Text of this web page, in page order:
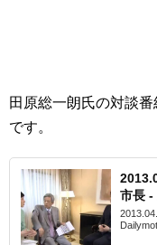
田原総一朗氏の対談
です。
市長